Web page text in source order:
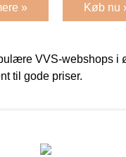
» Køb nu
VVS-webshops i
til gode priser.